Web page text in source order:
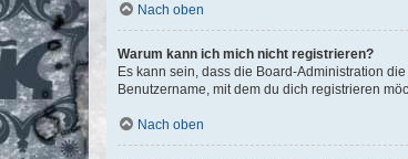
Nach oben
Warum kann ich mich nicht registrieren?
Es kann sein, dass die Board-Administration
Benutzername, mit dem du dich registrieren
Nach oben